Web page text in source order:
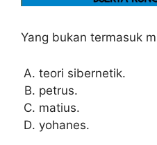
Yang bukan termasuk
teori sibernetik.
petrus.
matius.
yohanes.